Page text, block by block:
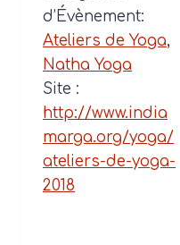
d’Évènement:
Ateliers de Yoga,
Natha Yoga
Site :
http://www.india
marga.org/yoga/
ateliers-de-yoga-
2018